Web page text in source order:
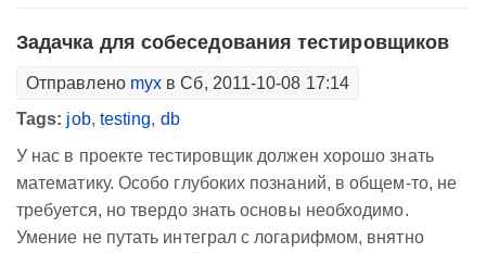
Задачка для собеседования тестировщиков
Отправлено myx в Сб, 2011-10-08 17:14
Tags: job, testing, db
У нас в проекте тестировщик должен хорошо знать
математику. Особо глубоких познаний, в общем-то, не
требуется, но твердо знать основы необходимо.
Умение не путать интеграл с логарифмом, внятно